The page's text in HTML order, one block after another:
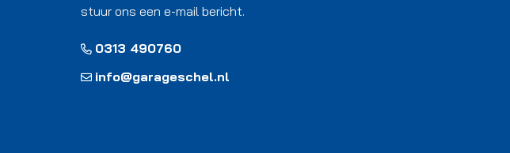
stuur ons een e-mail bericht.
0313 490760
info@garageschel.nl